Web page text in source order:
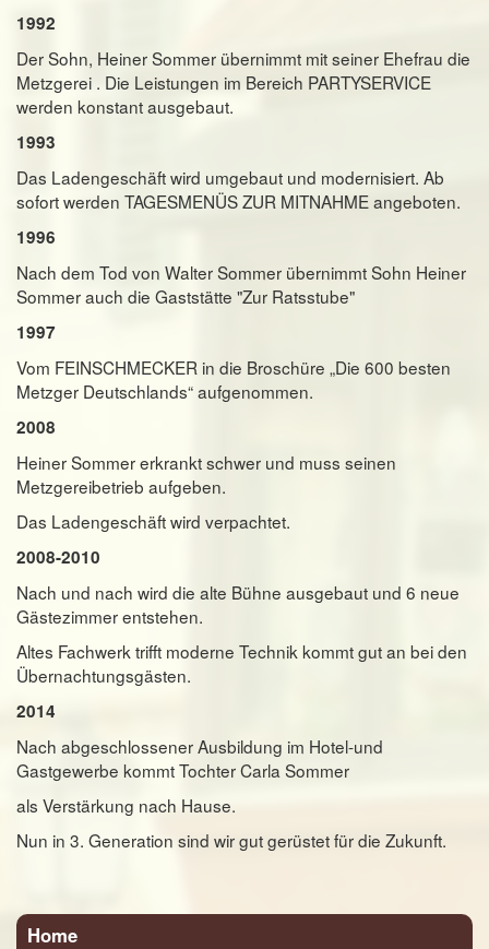
1992
Der Sohn, Heiner Sommer übernimmt mit seiner Ehefrau die
Metzgerei . Die Leistungen im Bereich PARTYSERVICE
werden konstant ausgebaut.
1993
Das Ladengeschäft wird umgebaut und modernisiert. Ab
sofort werden TAGESMENÜS ZUR MITNAHME angeboten.
1996
Nach dem Tod von Walter Sommer übernimmt Sohn Heiner
Sommer auch die Gaststätte "Zur Ratsstube"
1997
Vom FEINSCHMECKER in die Broschüre „Die 600 besten
Metzger Deutschlands“ aufgenommen.
2008
Heiner Sommer erkrankt schwer und muss seinen
Metzgereibetrieb aufgeben.
Das Ladengeschäft wird verpachtet.
2008-2010
Nach und nach wird die alte Bühne ausgebaut und 6 neue
Gästezimmer entstehen.
Altes Fachwerk trifft moderne Technik kommt gut an bei den
Übernachtungsgästen.
2014
Nach abgeschlossener Ausbildung im Hotel-und
Gastgewerbe kommt Tochter Carla Sommer
als Verstärkung nach Hause.
Nun in 3. Generation sind wir gut gerüstet für die Zukunft.
Home